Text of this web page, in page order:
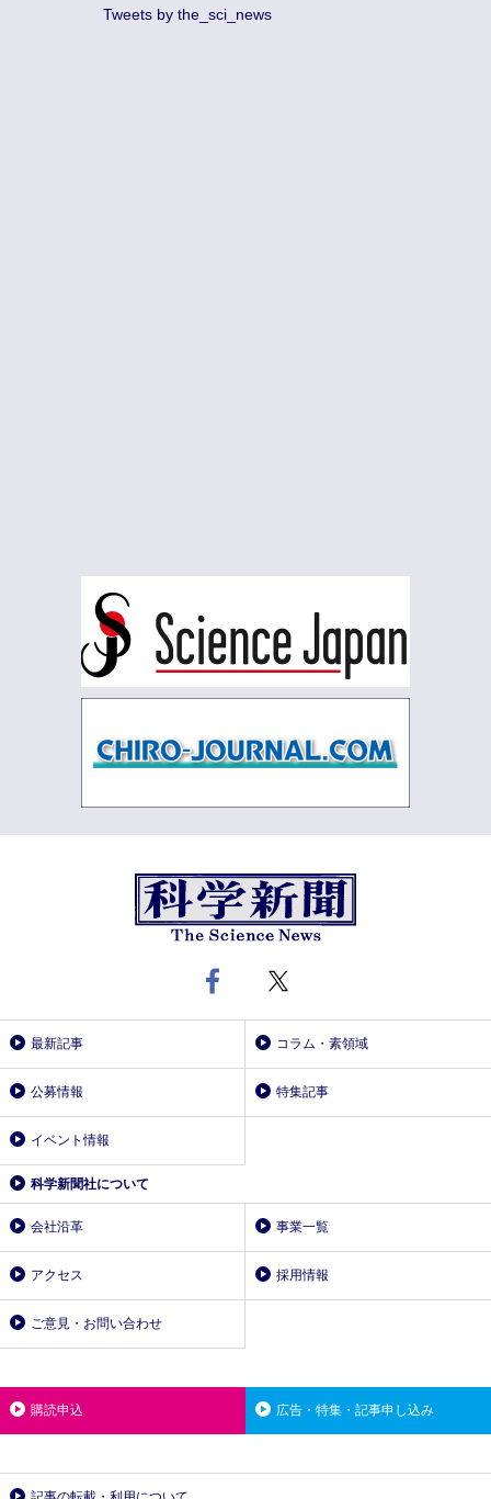
Tweets by the_sci_news
最新記事 コラム・素領域
公募情報 特集記事
イベント情報
科学新聞社について
会社沿革 事業一覧
アクセス 採用情報
ご意見・お問い合わせ
購読申込 広告・特集・記事申し込み